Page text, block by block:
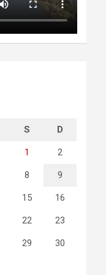
S D
1 2
8 9
15 16
22 23
29 30